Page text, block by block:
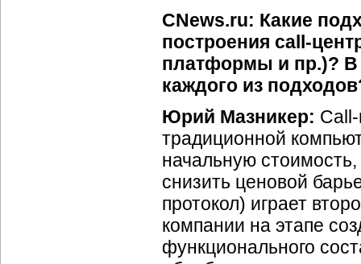
CNews.ru: Какие
построения call-
платформы и пр.)? В
каждого из
Юрий Мазникер: Сall-
традиционной
начальную
снизить ценовой
протокол) играет
компании на этапе
функционального